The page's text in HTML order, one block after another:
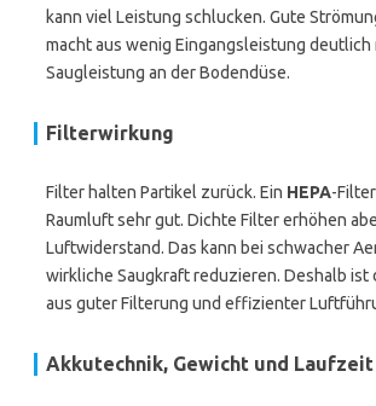
kann viel Leistung schlucken. Gute
macht aus wenig Eingangsleistung deutlich
Saugleistung an der Bodendüse.
Filterwirkung
Filter halten Partikel zurück. Ein HEPA-
Raumluft sehr gut. Dichte Filter erhöhen
Luftwiderstand. Das kann bei schwacher
wirkliche Saugkraft reduzieren. Deshalb ist
aus guter Filterung und effizienter
Akkutechnik, Gewicht und Laufzeit